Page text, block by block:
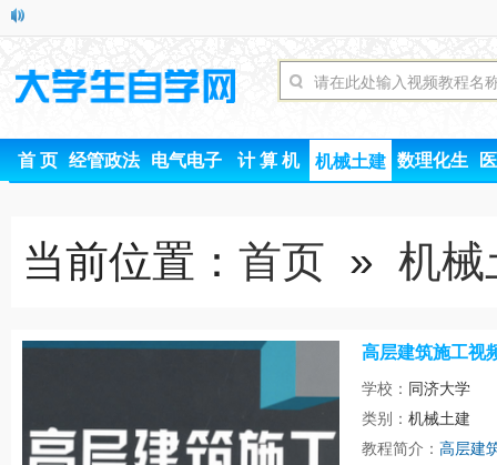
首 页 经管政法 电气电子 计 算 机 机械土建 数理化生
当前位置： 首页 » 机械
高层建筑施工视
学校： 同济大学
类别： 机械土建
教程简介： 高层建